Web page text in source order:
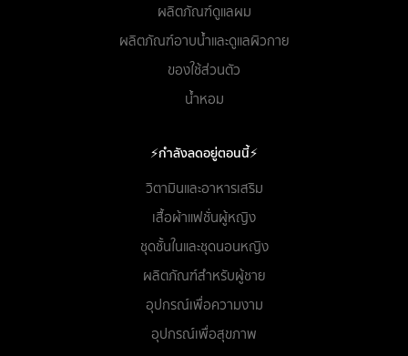
ผลิตภัณฑ์ดูแลผม
ผลิตภัณฑ์อาบน้ำและดูแลผิวกาย
ของใช้ส่วนตัว
น้ำหอม
⚡กำลังลดอยู่ตอนนี้⚡
วิตามินและอาหารเสริม
เสื้อผ้าแฟชั่นผู้หญิง
ชุดชั้นในและชุดนอนหญิง
ผลิตภัณฑ์สำหรับผู้ชาย
อุปกรณ์เพื่อความงาม
อุปกรณ์เพื่อสุขภาพ